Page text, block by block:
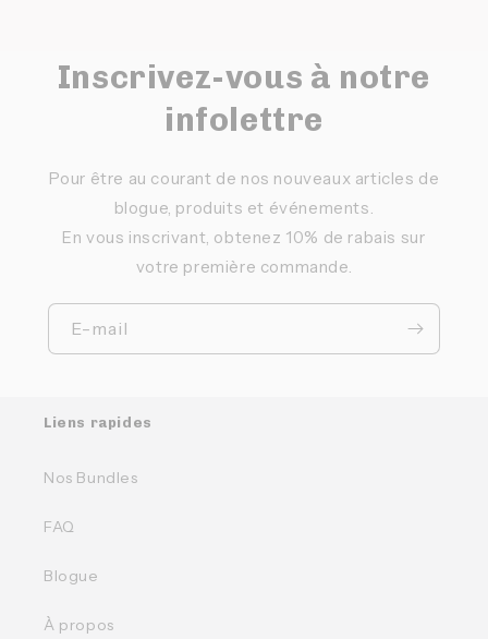
Inscrivez-vous à notre
infolettre
Pour être au courant de nos nouveaux articles de
blogue, produits et événements.
En vous inscrivant, obtenez 10% de rabais sur
votre première commande.
E-mail
Liens rapides
Nos Bundles
FAQ
Blogue
À propos